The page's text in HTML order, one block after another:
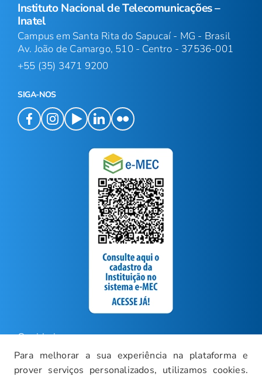
Para melhorar a sua experiência na plataforma e
prover serviços personalizados, utilizamos cookies.
Instituto Nacional de Telecomunicações –
Inatel
Campus em Santa Rita do Sapucaí - MG - Brasil
Av. João de Camargo, 510 - Centro - 37536-001
+55 (35) 3471 9200
SIGA-NOS
Ouvidoria
Carreiras